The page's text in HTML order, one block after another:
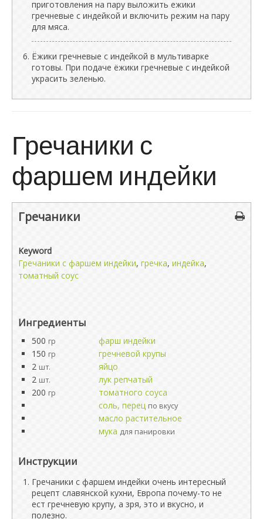
приготовления на пару выложить ежики
гречневые с индейкой и включить режим на пару
для мяса.
Ёжики гречневые с индейкой в мультиварке
готовы. При подаче ёжики гречневые с индейкой
украсить зеленью.
Гречаники с
фаршем индейки
Гречаники
Keyword
Гречаники с фаршем индейки, гречка, индейка,
томатный соус
Ингредиенты
500 гр
фарш индейки
150 гр
гречневой крупы
2 шт.
яйцо
2 шт.
лук репчатый
200 гр
томатного соуса
соль, перец по вкусу
масло растительное
мука для панировки
Инструкции
Гречаники с фаршем индейки очень интересный
рецепт славянской кухни, Европа почему-то не
ест гречневую крупу, а зря, это и вкусно, и
полезно.